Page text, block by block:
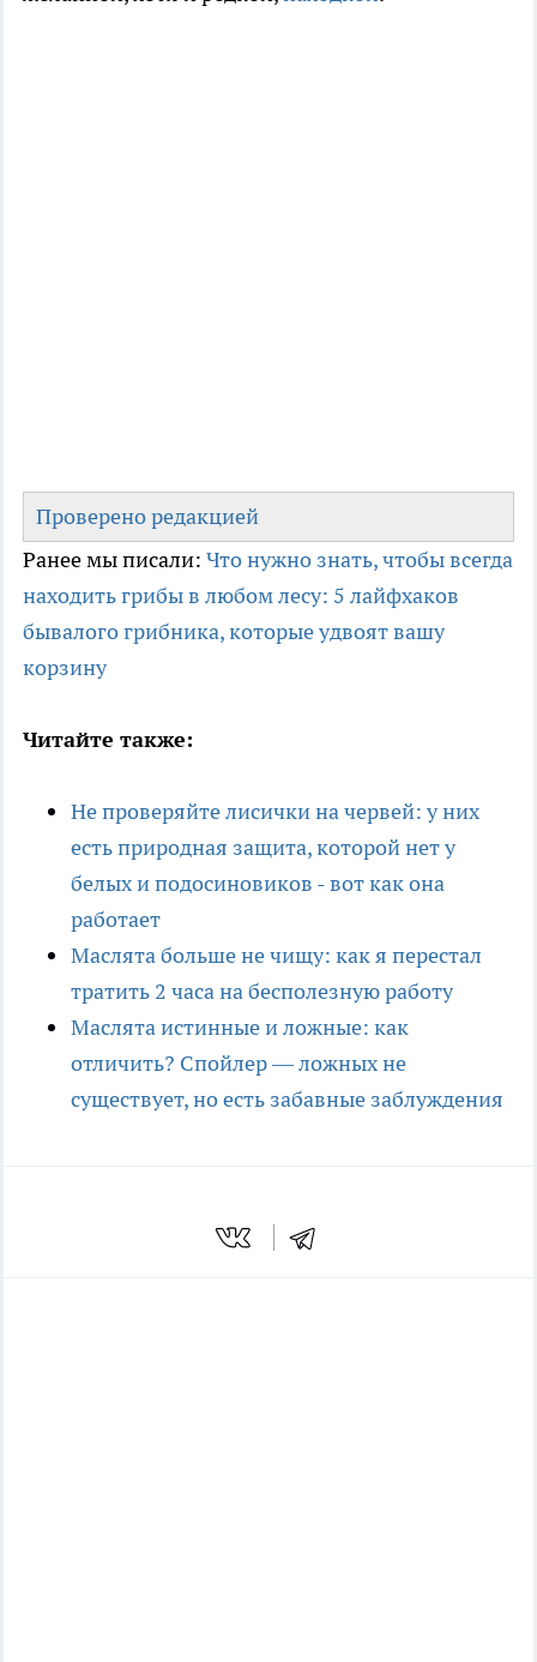
Проверено редакцией
Ранее мы писали: Что нужно знать, чтобы всегда
находить грибы в любом лесу: 5 лайфхаков
бывалого грибника, которые удвоят вашу
корзину
Читайте также:
Не проверяйте лисички на червей: у них
есть природная защита, которой нет у
белых и подосиновиков - вот как она
работает
Маслята больше не чищу: как я перестал
тратить 2 часа на бесполезную работу
Маслята истинные и ложные: как
отличить? Спойлер — ложных не
существует, но есть забавные заблуждения